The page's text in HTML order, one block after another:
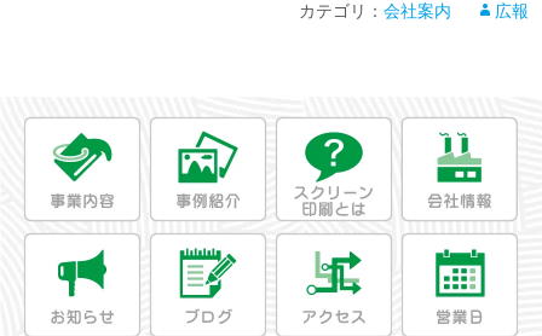
カテゴリ： 会社案内 広報